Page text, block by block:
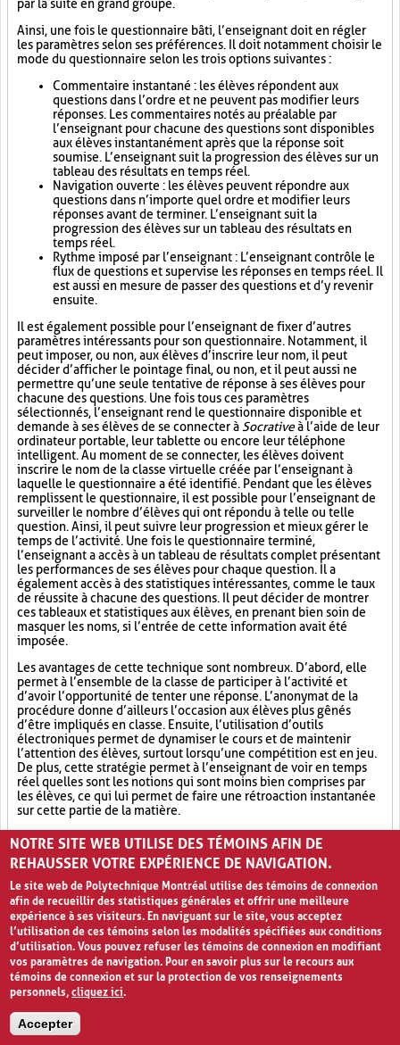
par la suite en grand groupe.
Ainsi, une fois le questionnaire bâti, l’enseignant doit en régler
les paramètres selon ses préférences. Il doit notamment choisir le
mode du questionnaire selon les trois options suivantes :
Commentaire instantané : les élèves répondent aux
questions dans l’ordre et ne peuvent pas modifier leurs
réponses. Les commentaires notés au préalable par
l’enseignant pour chacune des questions sont disponibles
aux élèves instantanément après que la réponse soit
soumise. L’enseignant suit la progression des élèves sur un
tableau des résultats en temps réel.
Navigation ouverte : les élèves peuvent répondre aux
questions dans n’importe quel ordre et modifier leurs
réponses avant de terminer. L’enseignant suit la
progression des élèves sur un tableau des résultats en
temps réel.
Rythme imposé par l’enseignant : L’enseignant contrôle le
flux de questions et supervise les réponses en temps réel. Il
est aussi en mesure de passer des questions et d’y revenir
ensuite.
Il est également possible pour l’enseignant de fixer d’autres
paramètres intéressants pour son questionnaire. Notamment, il
peut imposer, ou non, aux élèves d’inscrire leur nom, il peut
décider d’afficher le pointage final, ou non, et il peut aussi ne
permettre qu’une seule tentative de réponse à ses élèves pour
chacune des questions. Une fois tous ces paramètres
sélectionnés, l’enseignant rend le questionnaire disponible et
demande à ses élèves de se connecter à Socrativeà l’aide de leur
ordinateur portable, leur tablette ou encore leur téléphone
intelligent. Au moment de se connecter, les élèves doivent
inscrire le nom de la classe virtuelle créée par l’enseignant à
laquelle le questionnaire a été identifié. Pendant que les élèves
remplissent le questionnaire, il est possible pour l’enseignant de
surveiller le nombre d’élèves qui ont répondu à telle ou telle
question. Ainsi, il peut suivre leur progression et mieux gérer le
temps de l’activité. Une fois le questionnaire terminé,
l’enseignant a accès à un tableau de résultats complet présentant
les performances de ses élèves pour chaque question. Il a
également accès à des statistiques intéressantes, comme le taux
de réussite à chacune des questions. Il peut décider de montrer
ces tableaux et statistiques aux élèves, en prenant bien soin de
masquer les noms, si l’entrée de cette information avait été
imposée.
Les avantages de cette technique sont nombreux. D’abord, elle
permet à l’ensemble de la classe de participer à l’activité et
d’avoir l’opportunité de tenter une réponse. L’anonymat de la
procédure donne d’ailleurs l’occasion aux élèves plus gênés
d’être impliqués en classe. Ensuite, l’utilisation d’outils
électroniques permet de dynamiser le cours et de maintenir
l’attention des élèves, surtout lorsqu’une compétition est en jeu.
De plus, cette stratégie permet à l’enseignant de voir en temps
réel quelles sont les notions qui sont moins bien comprises par
les élèves, ce qui lui permet de faire une rétroaction instantanée
sur cette partie de la matière.
Outil électronique (4) Socialisation (8) Ludification (9)
NOTRE SITE WEB UTILISE DES TÉMOINS AFIN DE
REHAUSSER VOTRE EXPÉRIENCE DE NAVIGATION.
Le site web de Polytechnique Montréal utilise des témoins de connexion
afin de recueillir des statistiques générales et offrir une meilleure
expérience à ses visiteurs. En naviguant sur le site, vous acceptez
l’utilisation de ces témoins selon les modalités spécifiées aux conditions
d’utilisation. Vous pouvez refuser les témoins de connexion en modifiant
vos paramètres de navigation. Pour en savoir plus sur le recours aux
témoins de connexion et sur la protection de vos renseignements
personnels,cliquez ici.
Accepter